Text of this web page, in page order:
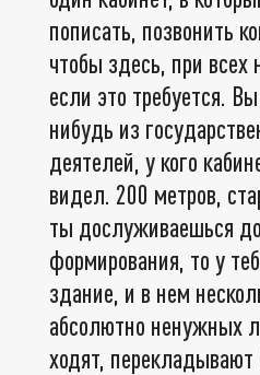
пописать, позвонить
чтобы здесь, при всех
если это требуется.
нибудь из
деятелей, у кого
видел. 200 метров,
ты дослуживаешься
формирования, то у
здание, и в нем
абсолютно ненужных
ходят,